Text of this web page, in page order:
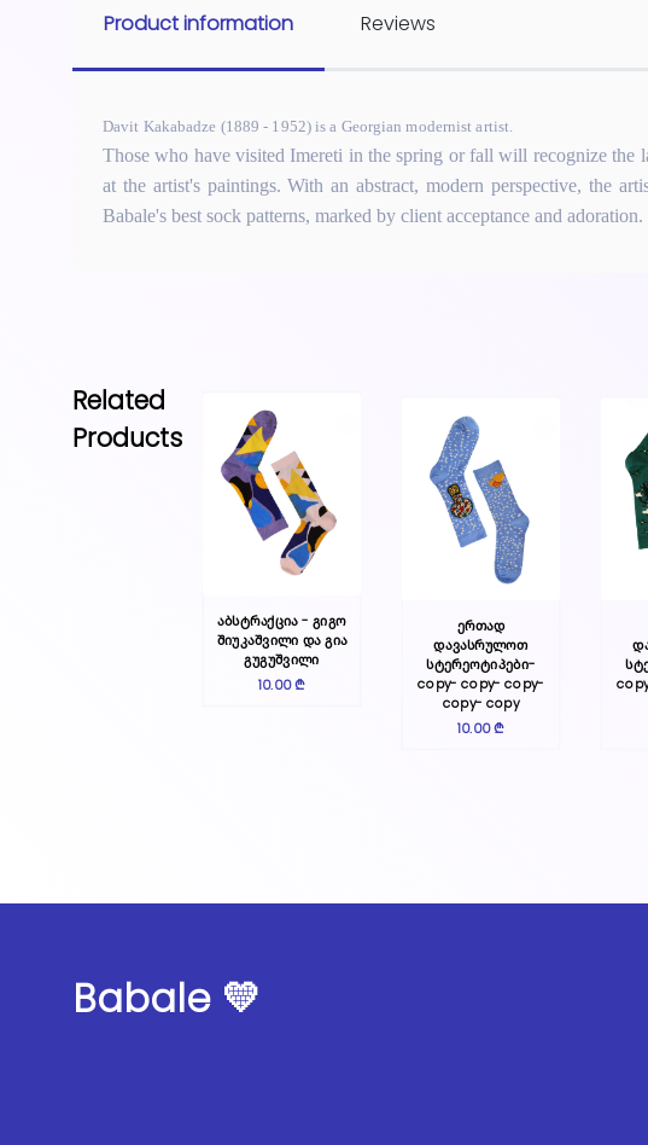
Product information Reviews
Davit Kakabadze (1889 - 1952) is a Georgian modernist artist.
Those who have visited Imereti in the spring or fall will recognize the
at the artist's paintings. With an abstract, modern perspective, the
Babale's best sock patterns, marked by client acceptance and adoration.
Related
Products
აბსტრაქცია - გიგო
შიუკაშვილი და გია
გუგუშვილი
10.00 ₾
ერთად
დავასრულოთ
სტერეოტიპები-
copy- copy- copy-
copy- copy
10.00 ₾
Babale 💛